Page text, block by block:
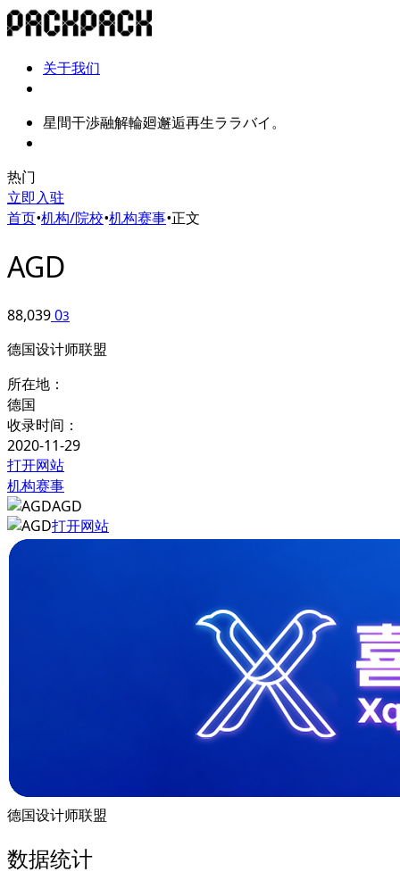
关于我们
星間干渉融解輪廻邂逅再生ララバイ。
热门
立即入驻
首页•机构/院校•机构赛事•正文
AGD
88,03903
德国设计师联盟
所在地：
德国
收录时间：
2020-11-29
打开网站
机构赛事
AGD
打开网站
德国设计师联盟
数据统计